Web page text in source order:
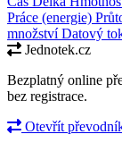
Práce (energie)
množstvíDatový
Jednotek.cz
Bezplatný online
bez registrace.
Otevřít